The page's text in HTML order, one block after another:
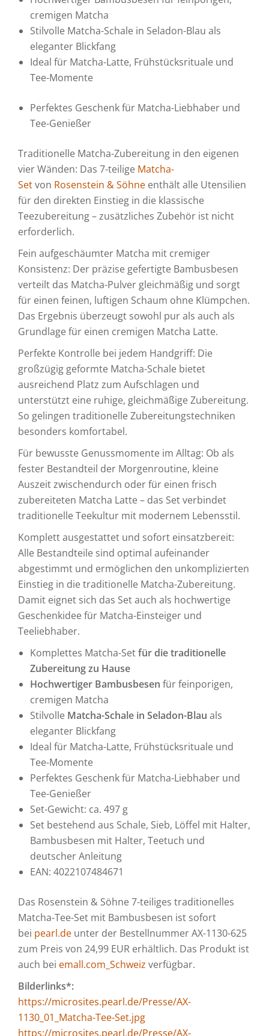
cremigen Matcha
Stilvolle Matcha-Schale in Seladon-Blau als
eleganter Blickfang
Ideal für Matcha-Latte, Frühstücksrituale und
Tee-Momente
Perfektes Geschenk für Matcha-Liebhaber und
Tee-Genießer
Traditionelle Matcha-Zubereitung in den eigenen
vier Wänden: Das 7-teilige Matcha-
Setvon Rosenstein & Söhne enthält alle Utensilien
für den direkten Einstieg in die klassische
Teezubereitung – zusätzliches Zubehör ist nicht
erforderlich.
Fein aufgeschäumter Matcha mit cremiger
Konsistenz: Der präzise gefertigte Bambusbesen
verteilt das Matcha-Pulver gleichmäßig und sorgt
für einen feinen, luftigen Schaum ohne Klümpchen.
Das Ergebnis überzeugt sowohl pur als auch als
Grundlage für einen cremigen Matcha Latte.
Perfekte Kontrolle bei jedem Handgriff: Die
großzügig geformte Matcha-Schale bietet
ausreichend Platz zum Aufschlagen und
unterstützt eine ruhige, gleichmäßige Zubereitung.
So gelingen traditionelle Zubereitungstechniken
besonders komfortabel.
Für bewusste Genussmomente im Alltag: Ob als
fester Bestandteil der Morgenroutine, kleine
Auszeit zwischendurch oder für einen frisch
zubereiteten Matcha Latte – das Set verbindet
traditionelle Teekultur mit modernem Lebensstil.
Komplett ausgestattet und sofort einsatzbereit:
Alle Bestandteile sind optimal aufeinander
abgestimmt und ermöglichen den unkomplizierten
Einstieg in die traditionelle Matcha-Zubereitung.
Damit eignet sich das Set auch als hochwertige
Geschenkidee für Matcha-Einsteiger und
Teeliebhaber.
Komplettes Matcha-Setfür die traditionelle
Zubereitung zu Hause
Hochwertiger Bambusbesen für feinporigen,
cremigen Matcha
Stilvolle Matcha-Schale in Seladon-Blau als
eleganter Blickfang
Ideal für Matcha-Latte, Frühstücksrituale und
Tee-Momente
Perfektes Geschenk für Matcha-Liebhaber und
Tee-Genießer
Set-Gewicht: ca. 497 g
Set bestehend aus Schale, Sieb, Löffel mit Halter,
Bambusbesen mit Halter, Teetuch und
deutscher Anleitung
EAN: 4022107484671
Das Rosenstein & Söhne 7-teiliges traditionelles
Matcha-Tee-Set mit Bambusbesen ist sofort
bei pearl.de unter der Bestellnummer AX-1130-625
zum Preis von 24,99 EUR erhältlich. Das Produkt ist
auch bei emall.com_Schweiz verfügbar.
Bilderlinks*:
https://microsites.pearl.de/Presse/AX-
1130_01_Matcha-Tee-Set.jpg
https://microsites.pearl.de/Presse/AX-